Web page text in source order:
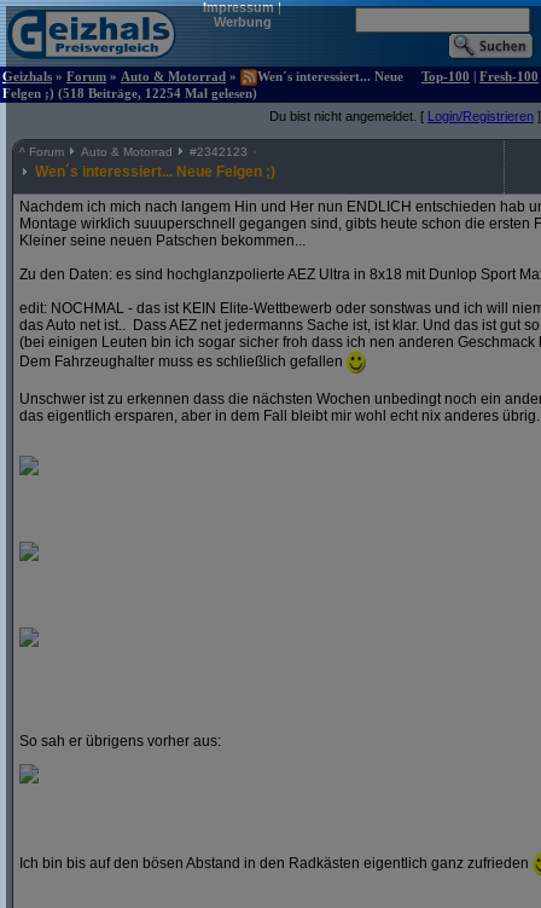
Impressum|
Werbung
Geizhals » Forum » Auto & Motorrad »
Wen´s interessiert... Neue
Felgen ;) (518 Beiträge, 12254 Mal gelesen)
Top-100 | Fresh-100
Du bist nicht angemeldet. [ Login/Registrieren ]
^ Forum Auto & Motorrad #2342123
Wen´s interessiert... Neue Felgen ;)
Nachdem ich mich nach langem Hin und Her nun ENDLICH entschieden hab
Montage wirklich suuuperschnell gegangen sind, gibts heute schon die ersten
Kleiner seine neuen Patschen bekommen...
Zu den Daten: es sind hochglanzpolierte AEZ Ultra in 8x18 mit Dunlop Sport
edit: NOCHMAL - das ist KEIN Elite-Wettbewerb oder sonstwas und ich will
das Auto net ist.. Dass AEZ net jedermanns Sache ist, ist klar. Und das ist gut
(bei einigen Leuten bin ich sogar sicher froh dass ich nen anderen Geschmack
Dem Fahrzeughalter muss es schließlich gefallen
Unschwer ist zu erkennen dass die nächsten Wochen unbedingt noch ein
das eigentlich ersparen, aber in dem Fall bleibt mir wohl echt nix anderes
So sah er übrigens vorher aus:
Ich bin bis auf den bösen Abstand in den Radkästen eigentlich ganz zufrieden